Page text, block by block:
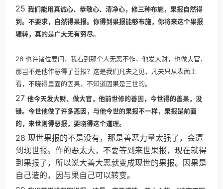
25 我们能用真诚心、恭敬心、清净心，修三种布施，果报自然得
到。不要求，自然得果报。你得到果报能够布施，你将来这个果报
辗转，真的是广大无有穷尽。
26 也许诸位要问，我看到那个人无恶不作，他发大财，也做大官，
那岂不是他作恶得了善报？这是我们凡夫之见，凡夫只从表面上
看，不晓得里面的因果，不知道因果是三世的。
27 他今天发大财、做大官，他前世修的善因，今世得的善果，没
错。今世他做了许多恶因，与他今世的果报不一样，果报是前面
的，来世则得恶报，要晓得这个道理。
28 现世果报的不是没有，那是善恶力量太强了，会遭
到现世报。作的恶太大，不要等到来世果报，现在就得
到果报了，所以说大善大恶就变成现世的果报。因果是
自己造的，因与果自己可以转变。